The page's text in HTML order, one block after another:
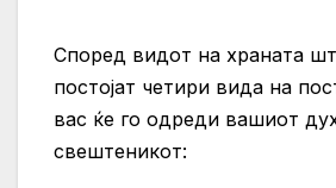
Според видот на храната
постојат четири вида на
вас ќе го одреди вашиот
свештеникот: